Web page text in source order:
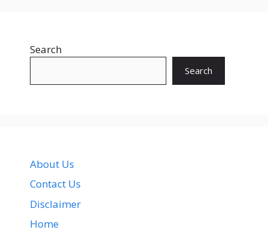
Search
Search
About Us
Contact Us
Disclaimer
Home